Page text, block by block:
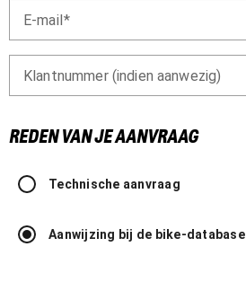
E-mail
Klantnummer (indien aanwezig)
REDEN VAN JE AANVRAAG
Technische aanvraag
Aanwijzing bij de bike-database